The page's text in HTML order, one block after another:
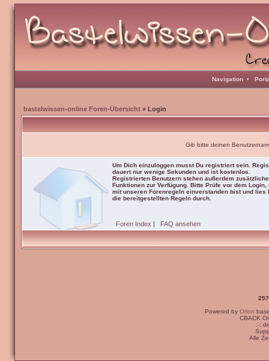
Navigation •
bastelwissen-online Foren-Übersicht » Login
Gib bitte deinen
Um Dich einzuloggen musst Du registriert sein.
dauert nur wenige Sekunden und ist kostenlos.
Registrierten Benutzern stehen außerdem zusätzliche
Funktionen zur Verfügung. Bitte Prüfe vor dem Login,
mit unseren Forenregeln einverstanden bist und lies
die bereitgestellten Regeln durch.
Foren Index | FAQ ansehen
Powered by Orion
CBACK
:-:
Alle